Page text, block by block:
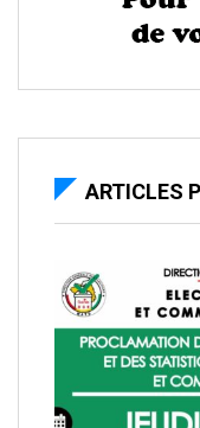
ARTICLES